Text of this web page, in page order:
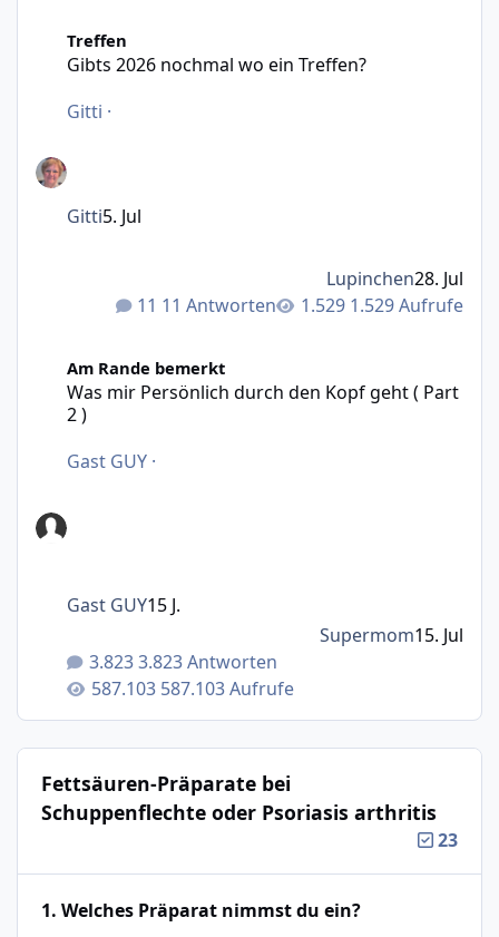
Treffen
Gibts 2026 nochmal wo ein Treffen?
Gitti ·
11 Antworten 1.529 Aufrufe
Gitti5. Jul
Lupinchen28. Jul
Am Rande bemerkt
Was mir Persönlich durch den Kopf geht ( Part
2 )
Gast GUY ·
3.823 Antworten
587.103 Aufrufe
Gast GUY15 J.
Supermom15. Jul
Fettsäuren-Präparate bei
Schuppenflechte oder Psoriasis arthritis
23
1. Welches Präparat nimmst du ein?